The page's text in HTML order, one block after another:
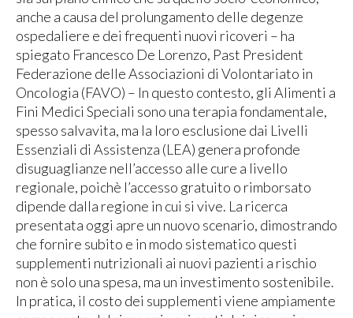
anche a causa del prolungamento delle degenze
ospedaliere e dei frequenti nuovi ricoveri – ha
spiegato Francesco De Lorenzo, Past President
Federazione delle Associazioni di Volontariato in
Oncologia (FAVO) – In questo contesto, gli Alimenti a
Fini Medici Speciali sono una terapia fondamentale,
spesso salvavita, ma la loro esclusione dai Livelli
Essenziali di Assistenza (LEA) genera profonde
disuguaglianze nell’accesso alle cure a livello
regionale, poichè l’accesso gratuito o rimborsato
dipende dalla regione in cui si vive. La ricerca
presentata oggi apre un nuovo scenario, dimostrando
che fornire subito e in modo sistematico questi
supplementi nutrizionali ai nuovi pazienti a rischio
non è solo una spesa, ma un investimento sostenibile.
In pratica, il costo dei supplementi viene ampiamente